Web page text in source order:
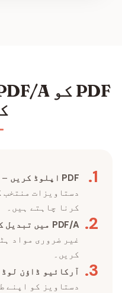
1
. PDF اپلوڈ کریں
دستاویزات منتخب
کرنا چاہتے ہیں۔
2
. PDF/A میں تبدیل کریں
غیر ضروری مواد
کریں۔
3
. آرکائیو ڈاؤن
دستاویز کو اپنے